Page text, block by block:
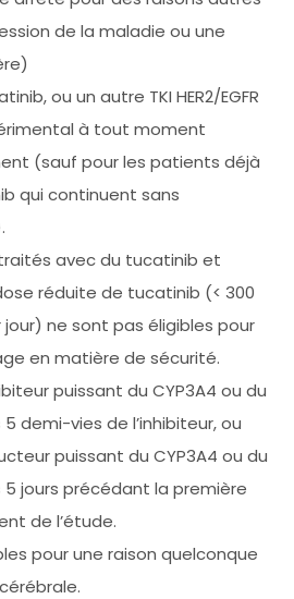
de la maladie ou une
ou un autre TKI HER2/EGFR
à tout moment
(sauf pour les patients déjà
qui continuent sans
avec du tucatinib et
réduite de tucatinib (< 300
ne sont pas éligibles pour
en matière de sécurité.
puissant du CYP3A4 ou du
5 demi-vies de l’inhibiteur, ou
puissant du CYP3A4 ou du
5 jours précédant la première
de l’étude.
pour une raison quelconque